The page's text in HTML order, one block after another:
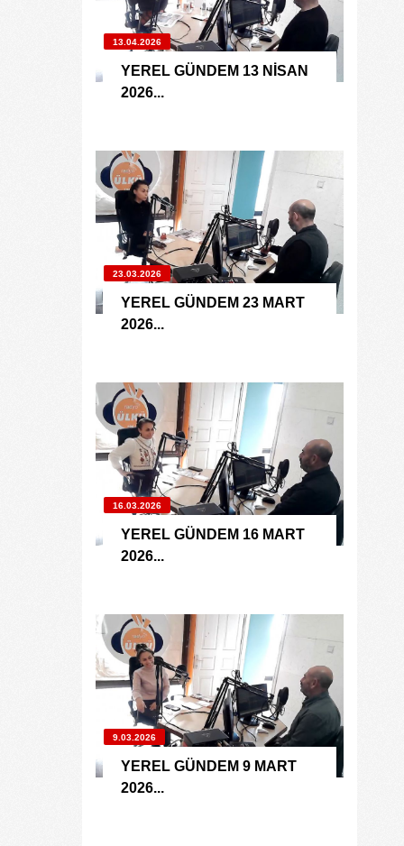
13.04.2026
YEREL GÜNDEM 13 NİSAN
2026...
23.03.2026
YEREL GÜNDEM 23 MART
2026...
16.03.2026
YEREL GÜNDEM 16 MART
2026...
9.03.2026
YEREL GÜNDEM 9 MART
2026...